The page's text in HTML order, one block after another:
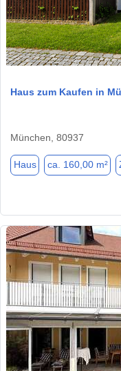
Haus zum Kaufen in
München, 80937
Haus ca. 160,00 m²